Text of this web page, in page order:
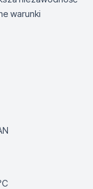
warunki